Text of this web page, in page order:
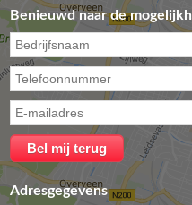
Benieuwd naar de
Adresgegevens